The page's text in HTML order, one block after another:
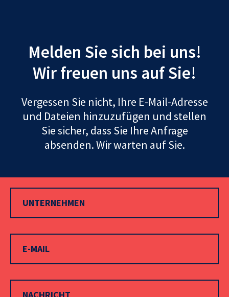
Melden Sie sich bei uns!
Wir freuen uns auf Sie!
Vergessen Sie nicht, Ihre E-Mail-Adresse
und Dateien hinzuzufügen und stellen
Sie sicher, dass Sie Ihre Anfrage
absenden. Wir warten auf Sie.